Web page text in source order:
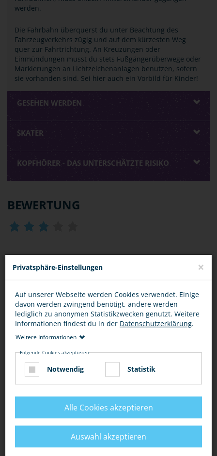
werden.
Die Fahrbahn überquerst du unter Beachtung des
Fahrzeugverkehrs zügig und auf dem kürzesten Weg
quer zur Fahrtrichtung. An Kreuzungen oder
Einmündungen musst du stets Fußgängerüberwege oder
Markierungen an Lichtzeichenanlagen benutzen, sofern
sie vorhanden sind. Sei hier auch ein Vorbild für Kinder!
GESEHEN WERDEN
SKATER
KOPFHÖRER - DAS UNTERSCHÄTZTE RISIKO
BEWERTUNG
DIESEN ARTIKEL ...
FUSSGÄNGER
Plane genügend Zeit für deinen Fußweg /
Schulweg ein.
Trage gut sichtbare (helle) Kleidung,
Privatsphäre-Einstellungen ×
Auf unserer Webseite werden Cookies verwendet. Einige
davon werden zwingend benötigt, andere werden
lediglich zu anonymen Statistikzwecken genutzt. Weitere
Informationen findest du in der Datenschutzerklärung.
Weitere Informationen
Folgende Cookies akzeptieren
Notwendig Statistik
Alle Cookies akzeptieren
Auswahl akzeptieren